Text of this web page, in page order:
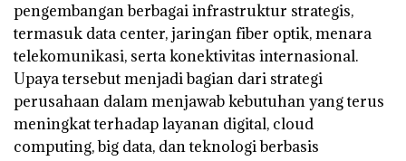
pengembangan berbagai infrastruktur strategis,
termasuk data center, jaringan fiber optik, menara
telekomunikasi, serta konektivitas internasional.
Upaya tersebut menjadi bagian dari strategi
perusahaan dalam menjawab kebutuhan yang terus
meningkat terhadap layanan digital, cloud
computing, big data, dan teknologi berbasis